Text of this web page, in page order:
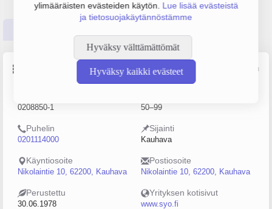
ylimääräisten evästeiden käytön. Lue lisää evästeistä
ja tietosuojakäytännöstämme
Hyväksy välttämättömät
Hyväksy kaikki evästeetLähde: YTJ, PRH, Traficom
0208850-1 50–99
Puhelin
0201114000
Sijainti
Kauhava
Käyntiosoite
Nikolaintie 10, 62200, Kauhava
Postiosoite
Nikolaintie 10, 62200, Kauhava
Perustettu
30.06.1978
Yrityksen kotisivut
www.syo.fi